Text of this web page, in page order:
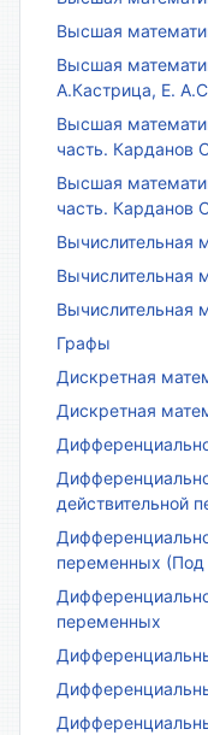
Высшая
Высшая
А.Кастрица, Е.
Высшая
часть. Карданов
Высшая
часть. Карданов
Вычислительная
Вычислительная
Вычислительная
Графы
Дискретная
Дискретная
действительной
переменных
переменных